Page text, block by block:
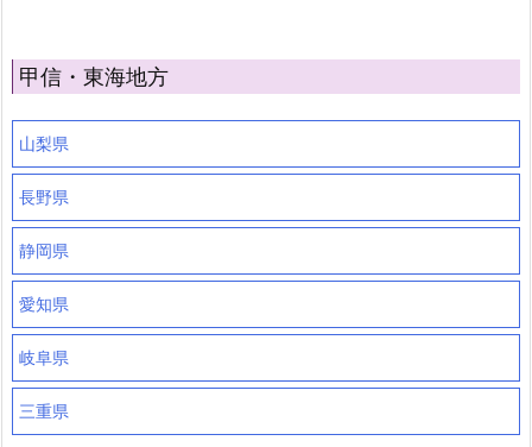
甲信・東海地方
山梨県
長野県
静岡県
愛知県
岐阜県
三重県